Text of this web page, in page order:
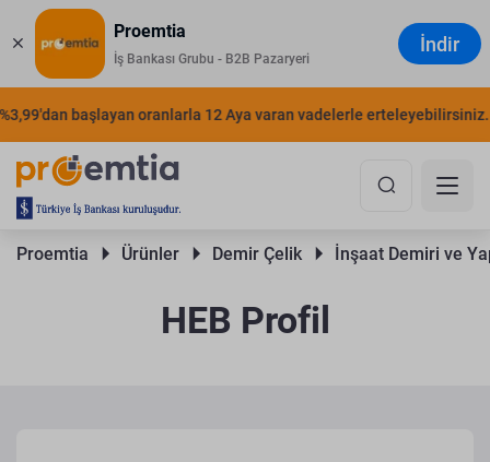
Proemtia
İş Bankası Grubu - B2B Pazaryeri
İndir
başlayan oranlarla 12 Aya varan vadelerle erteleyebilirsiniz.
Proemtia Ürünler Demir Çelik İnşaat Demiri ve
HEB Profil